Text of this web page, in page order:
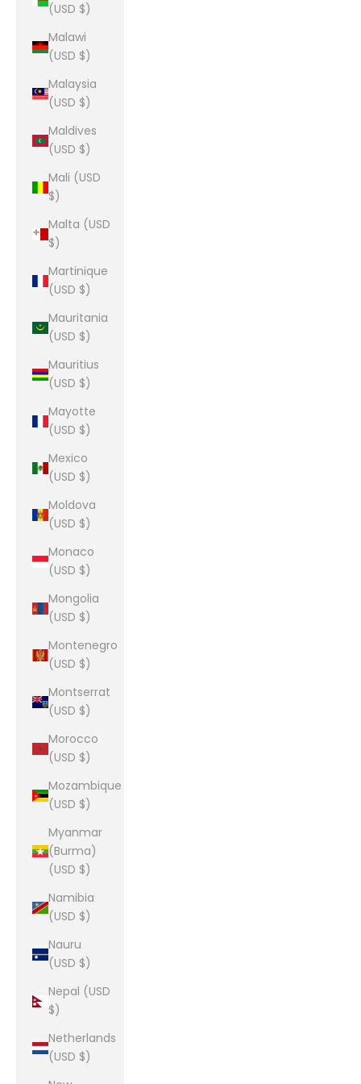
(USD $)
Malawi
(USD $)
Malaysia
(USD $)
Maldives
(USD $)
Mali (USD
$)
Malta (USD
$)
Martinique
(USD $)
Mauritania
(USD $)
Mauritius
(USD $)
Mayotte
(USD $)
Mexico
(USD $)
Moldova
(USD $)
Monaco
(USD $)
Mongolia
(USD $)
Montenegro
(USD $)
Montserrat
(USD $)
Morocco
(USD $)
Mozambique
(USD $)
Myanmar
(Burma)
(USD $)
Namibia
(USD $)
Nauru
(USD $)
Nepal (USD
$)
Netherlands
(USD $)